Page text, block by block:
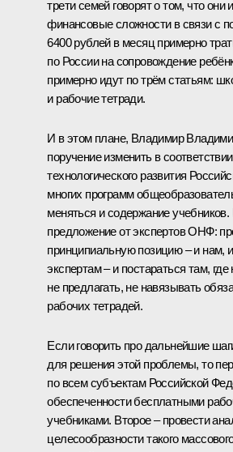
трети семей говорят о том, что
финансовые сложности в связи с
6400 рублей в месяц примерно
по России на сопровождение
примерно идут по трём статьям:
и рабочие тетради.
И в этом плане, Владимир
поручение изменить в
технологического развития
многих программ
меняться и содержание
предложение от экспертов ОНФ:
принципиальную позицию – и нам,
экспертам – и постараться там,
не предлагать, не навязывать
рабочих тетрадей.
Если говорить про дальнейшие
для решения этой проблемы, то
по всем субъектам Российской
обеспеченности бесплатными
учебниками. Второе – провести
целесообразности такого